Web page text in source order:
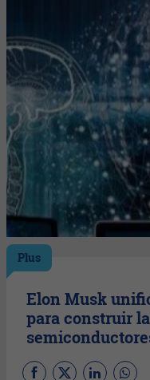
Plus
Elon Musk
para construir